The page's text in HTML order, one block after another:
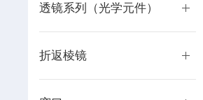
透镜系列（光学元件）
折返棱镜